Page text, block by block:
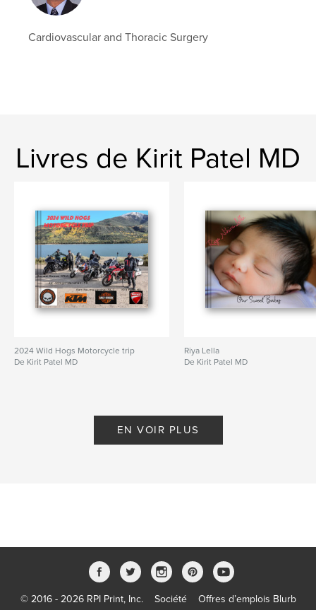
Cardiovascular and Thoracic Surgery
Livres de Kirit Patel MD
2024 Wild Hogs Motorcycle trip
De Kirit Patel MD
Riya Lella
De Kirit Patel MD
EN VOIR PLUS
© 2016 - 2026 RPI Print, Inc. Société Offres d’emplois Blurb